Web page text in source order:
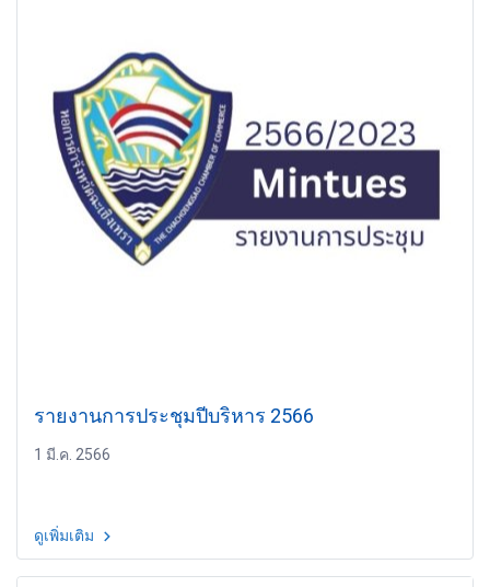
รายงานการประชุมปีบริหาร 2566
1 มี.ค. 2566
ดูเพิ่มเติม